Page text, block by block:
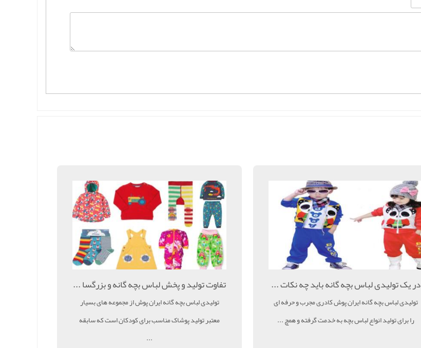
‌در یک تولیدی لباس بچه گانه باید چه نکات ...
تولیدی لباس بچه گانه ایران پوش کادری مجرب و حرفه ای
را برای تولید انواع لباس بچه به خدمت گرفته و همچ ...
تفاوت تولید و پخش لباس بچه گانه و بزرگسا ...
تولیدی لباس بچه گانه ایران پوش از مجموعه های بسیار
معتبر تولید پوشاک مناسب برای کودکان است که سابقه
...